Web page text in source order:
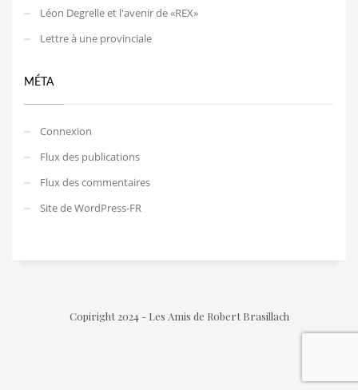
Léon Degrelle et l'avenir de «REX»
Lettre à une provinciale
MÉTA
Connexion
Flux des publications
Flux des commentaires
Site de WordPress-FR
Copiright 2024 - Les Amis de Robert Brasillach